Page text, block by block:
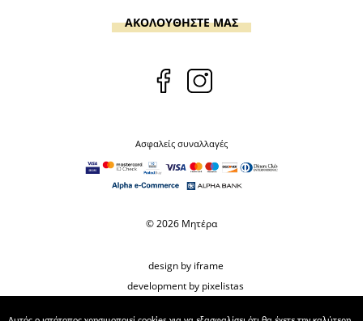
ΑΚΟΛΟΥΘΗΣΤΕ ΜΑΣ
Ασφαλείς συναλλαγές
© 2026 Μητέρα
design by iframe
development by pixelistas